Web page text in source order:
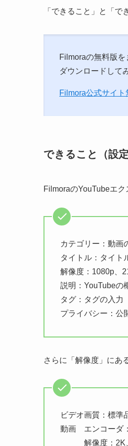
「できること」と「で
Filmoraの無料版を
ダウンロードして
Filmora公式サイト
できること（設定
FilmoraのYouTubeエク
カテゴリー：動画
タイトル：タイト
解像度：1080p、
説明：YouTubeの
タグ：タグの入力
プライバシー：公
さらに「解像度」にあ
ビデオ画質：標準
動画 エンコーダ
解像度：2K、